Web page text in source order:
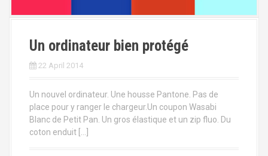
Un ordinateur bien protégé
22 April 2014
Un nouvel ordinateur. Une housse Pantone. Pas de
place pour y ranger le chargeur.Un coupon Wasabi
Blanc de Petit Pan. Un gros élastique et un zip fluo. Du
coton enduit […]